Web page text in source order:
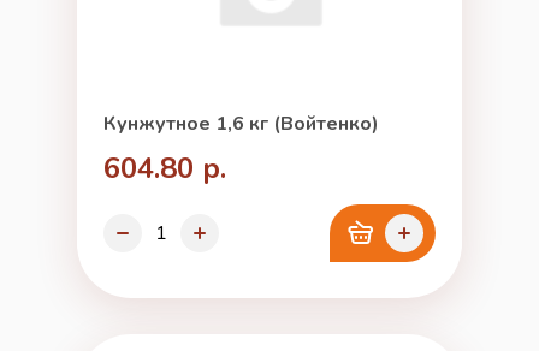
Кунжутное 1,6 кг (Войтенко)
604.80 р.